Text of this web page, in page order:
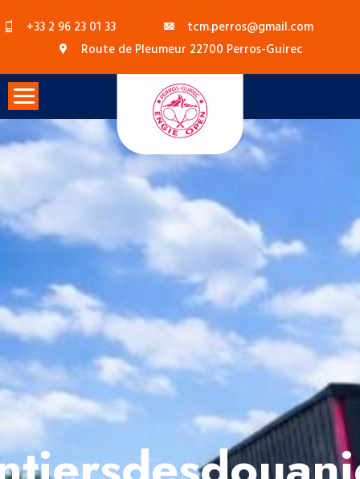
to
+33 2 96 23 01 33
tcm.perros@gmail.com
Route de Pleumeur 22700 Perros-Guirec